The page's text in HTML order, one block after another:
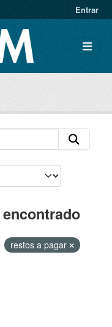
Entrar
restos a pagar